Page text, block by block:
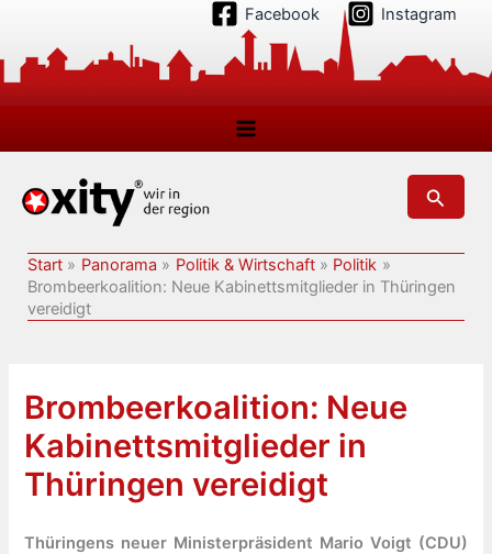
springen
Facebook Instagram
Suchen
Start Panorama Politik & Wirtschaft
Politik
Brombeerkoalition: Neue Kabinettsmitglieder in Thüringen
vereidigt
Brombeerkoalition: Neue
Kabinettsmitglieder in
Thüringen vereidigt
Thüringens neuer Ministerpräsident Mario Voigt (CDU)